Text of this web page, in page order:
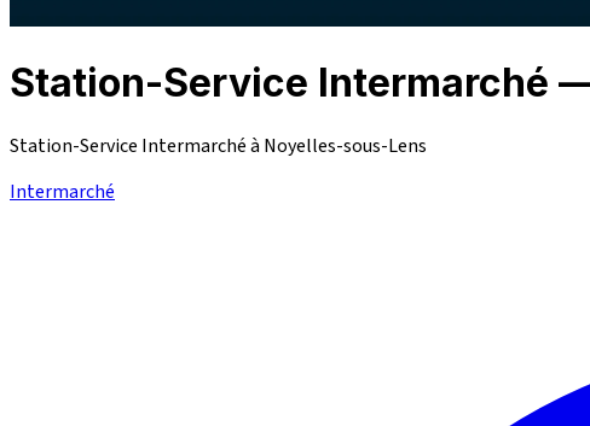
Station-Service Intermarché —
Station-Service Intermarché à Noyelles-sous-Lens
Intermarché